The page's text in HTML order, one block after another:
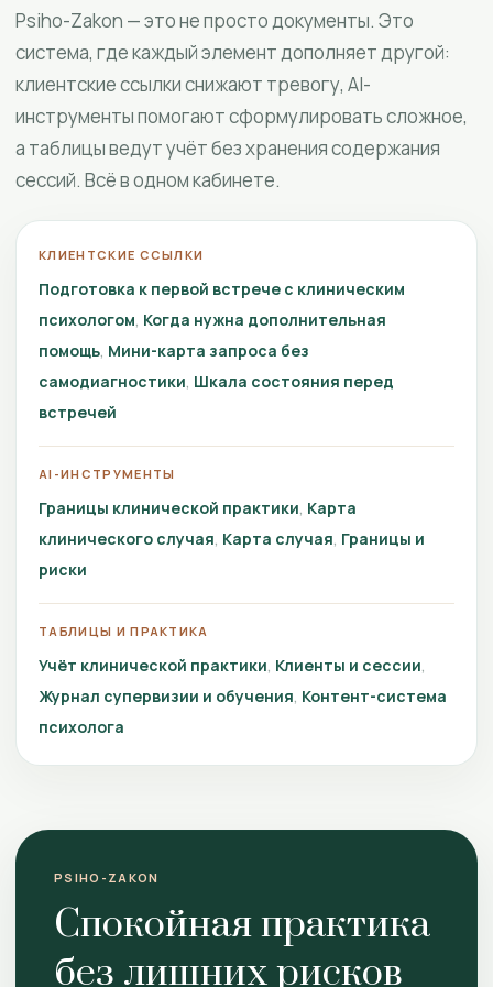
Psiho-Zakon — это не просто документы. Это
система, где каждый элемент дополняет другой:
клиентские ссылки снижают тревогу, AI-
инструменты помогают сформулировать сложное,
а таблицы ведут учёт без хранения содержания
сессий. Всё в одном кабинете.
КЛИЕНТСКИЕ ССЫЛКИ
Подготовка к первой встрече с клиническим
психологом Когда нужна дополнительная
помощь Мини-карта запроса без
самодиагностики Шкала состояния перед
встречей
AI-ИНСТРУМЕНТЫ
Границы клинической практики Карта
клинического случая Карта случая Границы и
риски
ТАБЛИЦЫ И ПРАКТИКА
Учёт клинической практики Клиенты и сессии
Журнал супервизии и обучения Контент-система
психолога
PSIHO-ZAKON
Спокойная практика
без лишних рисков